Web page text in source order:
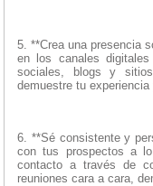
5. **Crea una presencia
en los canales
sociales, blogs y
demuestre tu
6. **Sé consistente y
con tus prospectos a
contacto a través de
reuniones cara a cara,